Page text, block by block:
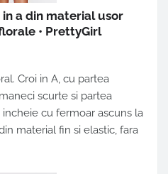
a din material usor
• PrettyGirl
Croi in A, cu partea
scurte si partea
incheie cu fermoar ascuns la
material fin si elastic, fara